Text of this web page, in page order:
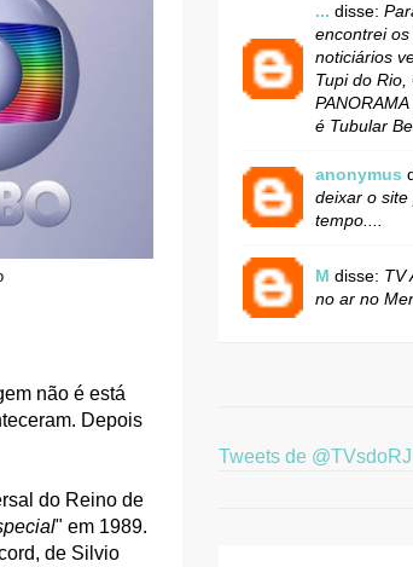
não é está
Depois
do Reino de
" em 1989.
de Silvio
... disse:
encontrei
noticiários
Tupi do
é Tubular
anonymus
deixar o
tempo....
M disse: TV
no ar no
Tweets de @TVsdoRJ